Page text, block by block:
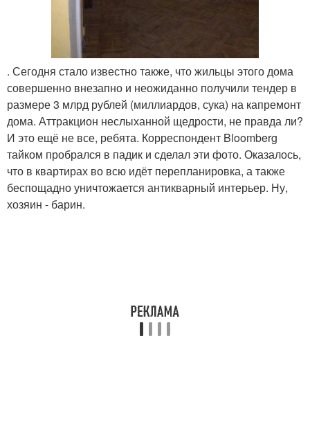
. Сегодня стало известно также, что жильцы этого дома
совершенно внезапно и неожиданно получили тендер в
размере 3 млрд рублей (миллиардов, сука) на капремонт
дома. Аттракцион неслыханной щедрости, не правда ли?
И это ещё не все, ребята. Корреспондент Bloomberg
тайком пробрался в падик и сделал эти фото. Оказалось,
что в квартирах во всю идёт перепланировка, а также
беспощадно уничтожается антикварный интерьер. Ну,
хозяин - барин.